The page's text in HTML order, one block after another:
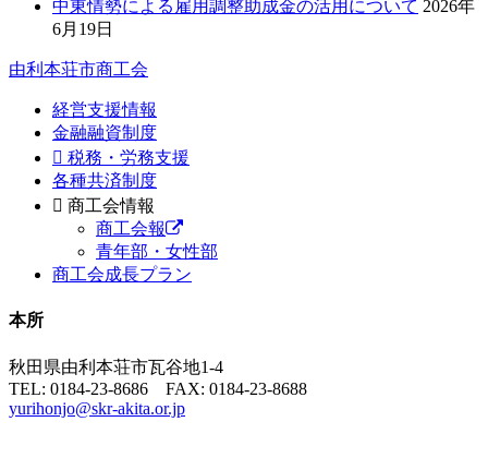
中東情勢による雇用調整助成金の活用について 2026年
6月19日
由利本荘市商工会
経営支援情報
金融融資制度
税務・労務支援
各種共済制度
商工会情報
商工会報
青年部・女性部
商工会成長プラン
本所
秋田県由利本荘市瓦谷地1-4
TEL: 0184-23-8686 FAX: 0184-23-8688
yurihonjo@skr-akita.or.jp